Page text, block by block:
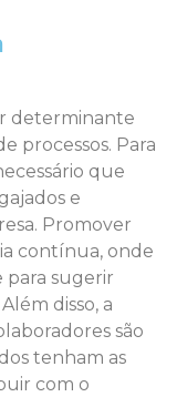
determinante
processos. Para
que
e
Promover
contínua, onde
para sugerir
disso, a
são
tenham as
com o